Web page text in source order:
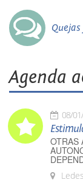
Agenda
08/
OTRAS